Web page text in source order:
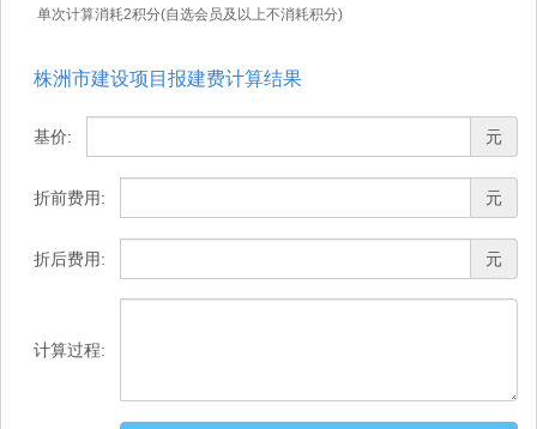
单次计算消耗2积分(自选会员及以上不消耗积分)
株洲市建设项目报建费计算结果
基价: 元
折前费用: 元
折后费用: 元
计算过程: